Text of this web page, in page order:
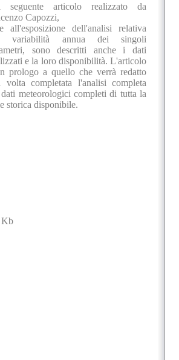
seguente articolo realizzato da
Capozzi,
all'esposizione dell'analisi relativa
variabilità annua dei singoli
sono descritti anche i dati
e la loro disponibilità. L'articolo
prologo a quello che verrà redatto
volta completata l'analisi completa
meteorologici completi di tutta la
storica disponibile.
Kb